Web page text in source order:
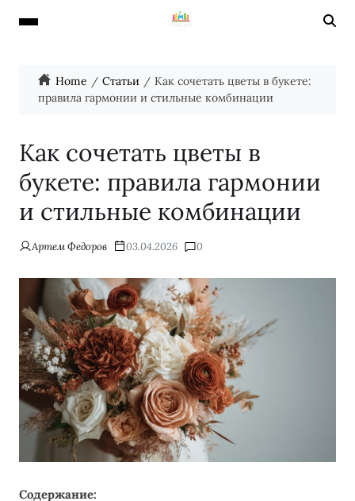
Home Статьи
Как сочетать цветы в букете:
правила гармонии и стильные комбинации
Как сочетать цветы в
букете: правила гармонии
и стильные комбинации
Артем Федоров 03.04.2026 0
Содержание: